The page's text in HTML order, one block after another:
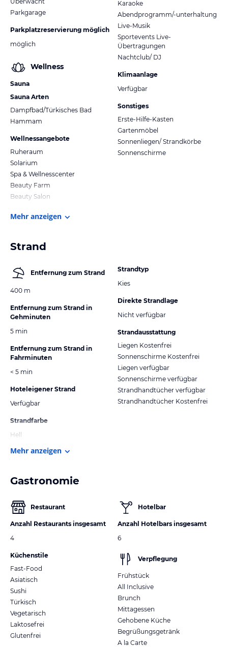
Parkgarage
Parkplatzreservierung möglich
möglich
Wellness
Sauna
Sauna Arten
Dampfbad/Türkisches Bad
Hammam
Wellnessangebote
Ruheraum
Solarium
Spa & Wellnesscenter
Beauty Farm
Beauty Salon
Karaoke
Abendprogramm/-unterhaltung
Live-Musik
Sportevents Live-
Übertragungen
Nachtclub/ DJ
Klimaanlage
Verfügbar
Sonstiges
Erste-Hilfe-Kasten
Gartenmöbel
Sonnenliegen/ Strandkörbe
Sonnenschirme
Mehr anzeigen
Strand
Entfernung zum Strand
400 m
Entfernung zum Strand in
Gehminuten
5 min
Entfernung zum Strand in
Fahrminuten
< 5 min
Hoteleigener Strand
Verfügbar
Strandfarbe
Hell
Strandtyp
Kies
Direkte Strandlage
Nicht verfügbar
Strandausstattung
Liegen Kostenfrei
Sonnenschirme Kostenfrei
Liegen verfügbar
Sonnenschirme verfügbar
Strandhandtücher verfügbar
Strandhandtücher Kostenfrei
Mehr anzeigen
Gastronomie
Restaurant
Anzahl Restaurants insgesamt
4
Küchenstile
Fast-Food
Asiatisch
Sushi
Türkisch
Vegetarisch
Laktosefrei
Glutenfrei
Hotelbar
Anzahl Hotelbars insgesamt
6
Verpflegung
Frühstück
All Inclusive
Brunch
Mittagessen
Gehobene Küche
Begrüßungsgetränk
A la Carte